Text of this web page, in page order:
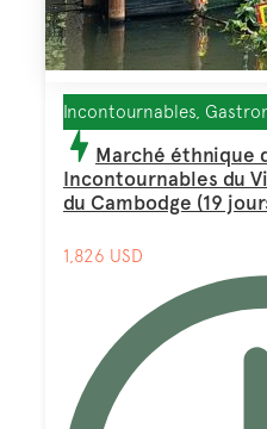
Incontournables,
Marché éthnique
Incontournables du
du Cambodge (19
1,826 USD